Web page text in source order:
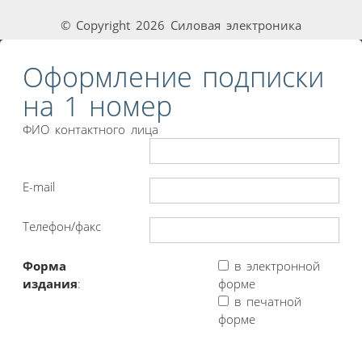
© Copyright 2026 Силовая электроника
Оформление подписки
на 1 номер
ФИО контактного лица
E-mail
Телефон/факс
Форма
издания:
в электронной
форме
в печатной
форме